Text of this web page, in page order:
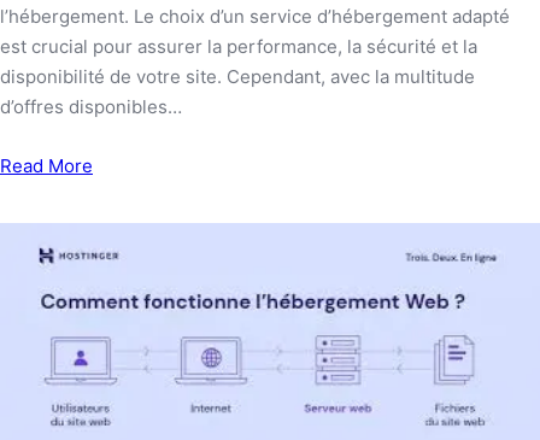
l’hébergement. Le choix d’un service d’hébergement adapté
est crucial pour assurer la performance, la sécurité et la
disponibilité de votre site. Cependant, avec la multitude
d’offres disponibles…
Read More